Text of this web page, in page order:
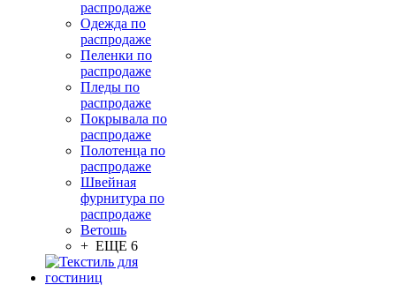
распродаже
Одежда по
распродаже
Пеленки по
распродаже
Пледы по
распродаже
Покрывала по
распродаже
Полотенца по
распродаже
Швейная
фурнитура по
распродаже
Ветошь
+ ЕЩЕ 6